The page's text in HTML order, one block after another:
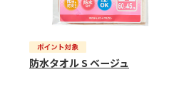
防水タオル S ベージュ